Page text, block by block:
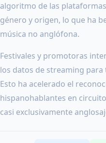
algoritmo de las
género y origen, lo que ha
música no anglófona.
Festivales y promotoras
los datos de streaming
Esto ha acelerado el
hispanohablantes en
casi exclusivamente